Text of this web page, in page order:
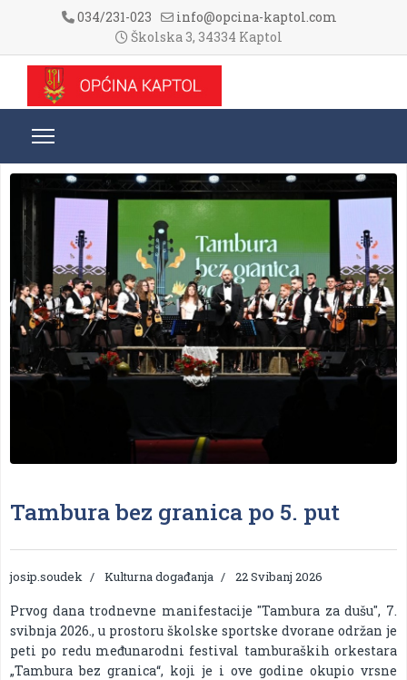
034/231-023
info@opcina-kaptol.com
Školska 3, 34334 Kaptol
Tambura bez granica po 5. put
josip.soudek Kulturna događanja 22 Svibanj 2026
Prvog dana trodnevne manifestacije "Tambura za dušu", 7.
svibnja 2026., u prostoru školske sportske dvorane održan je
peti po redu međunarodni festival tamburaških orkestara
„Tambura bez granica“, koji je i ove godine okupio vrsne